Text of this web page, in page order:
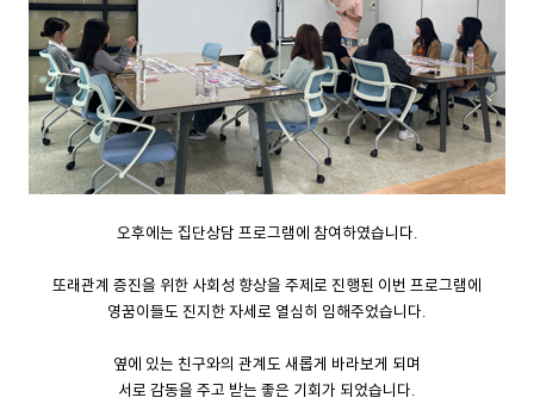
오후에는 집단상담 프로그램에 참여하였습니다.
또래관계 증진을 위한 사회성 향상을 주제로 진행된 이번 프로그램에
영꿈이들도 진지한 자세로 열심히 임해주었습니다.
옆에 있는 친구와의 관계도 새롭게 바라보게 되며
서로 감동을 주고 받는 좋은 기회가 되었습니다.